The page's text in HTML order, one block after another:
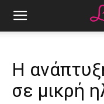
Η
σε μικρή